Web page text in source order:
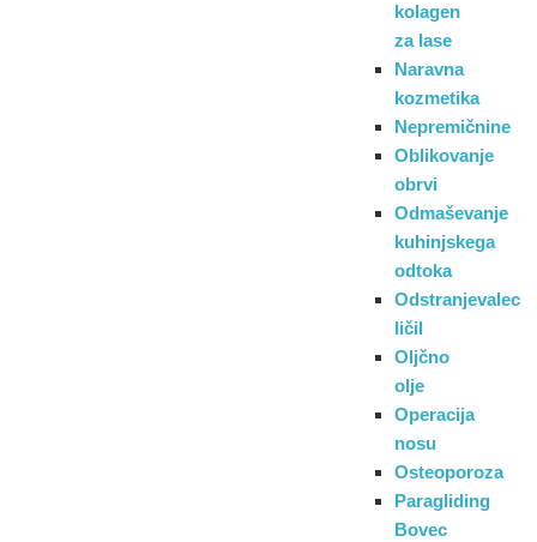
kolagen
za lase
Naravna
kozmetika
Nepremičnine
Oblikovanje
obrvi
Odmaševanje
kuhinjskega
odtoka
Odstranjevalec
ličil
Oljčno
olje
Operacija
nosu
Osteoporoza
Paragliding
Bovec